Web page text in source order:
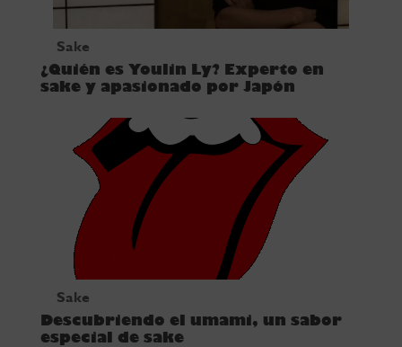
Sake
¿Quién es Youlin Ly? Experto en
sake y apasionado por Japón
Sake
Descubriendo el umami, un sabor
especial de sake